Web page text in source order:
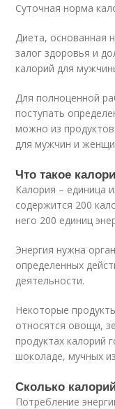
Суточная норма
Диета, основанная
залог здоровья и
калорий для
Для полноценной
поступать
можно из
для мужчин и
Что такое
Калория – единица
содержится 200
него 200 единиц
Энергия нужна
определенных
деятельности.
Некоторые
относятся овощи,
продуктах калорий
шоколаде, мучных
Сколько
Потребление